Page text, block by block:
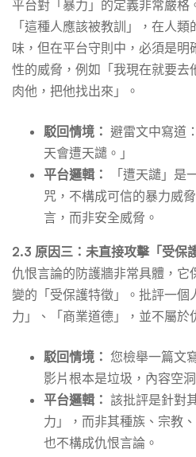
平台對「暴力」的定義非常嚴格
「這種人應該被教訓」，在人
味，但在平台守則中，必須是
性的威脅，例如「我現在就要去
肉他，把他找出來」。
駁回情境： 避雷文中寫道
天會遭天譴。」
平台邏輯：
「遭天譴」是
咒，不構成可信的暴力威
言，而非安全威脅。
2.3 原因三：未直接攻擊「受保
仇恨言論的防護牆非常具體，它
變的「受保護特徵」。批評一個
力」、「商業道德」，並不屬於
駁回情境： 您檢舉一篇文
影片根本是垃圾，內容空
平台邏輯： 該批評是針對
力」，而非其種族、宗教
也不構成仇恨言論。